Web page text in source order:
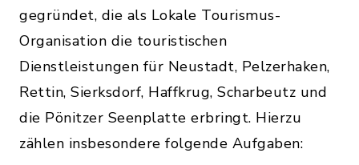
gegründet, die als Lokale Tourismus-
Organisation die touristischen
Dienstleistungen für Neustadt, Pelzerhaken,
Rettin, Sierksdorf, Haffkrug, Scharbeutz und
die Pönitzer Seenplatte erbringt. Hierzu
zählen insbesondere folgende Aufgaben: